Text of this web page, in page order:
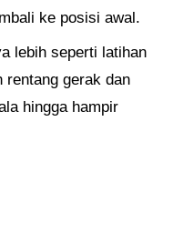
ke posisi awal.
lebih seperti latihan
rentang gerak dan
hingga hampir